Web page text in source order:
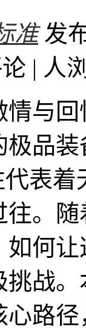
准 发
| 人
与
品
代表
。
如何
战
路